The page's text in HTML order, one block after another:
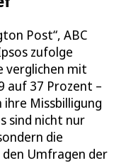
Post“, ABC
zufolge
verglichen mit
auf 37 Prozent –
Missbilligung
sind nicht nur
die
Umfragen der